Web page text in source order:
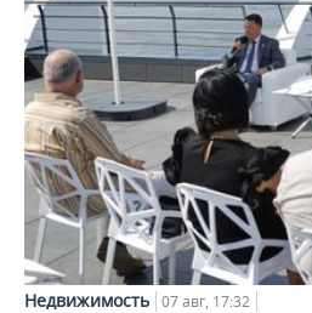
Недвижимость 07 авг, 17:32